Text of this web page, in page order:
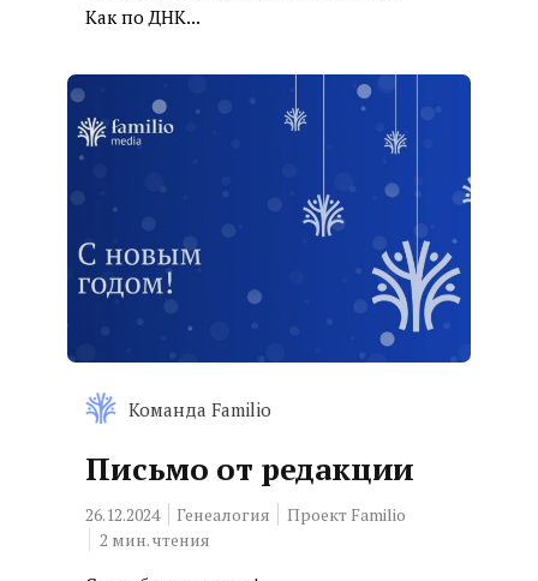
Как по ДНК...
Команда Familio
Письмо от редакции
26.12.2024 Генеалогия
Проект Familio
2 мин. чтения